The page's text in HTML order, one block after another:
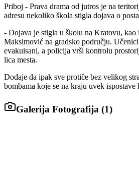
Priboj - Prava drama od jutros je na
adresu nekoliko škola stigla dojava o
- Dojava je stigla u školu na Kratovu, kao
Maksimović na gradsko području.
evakuisani, a policija vrši kontrolu
lica mesta.
Dodaje da ipak sve protiče bez velikog
bombama koje se na kraju uvek ispostave
Galerija Fotografija (1)